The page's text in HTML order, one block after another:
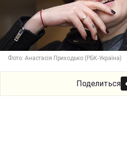
Фото: Анастасія Приходько (РБК-Україна)
Поделиться